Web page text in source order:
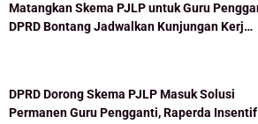
Matangkan Skema PJLP untuk Guru
DPRD Bontang Jadwalkan Kunjungan Kerj…
DPRD Dorong Skema PJLP Masuk Solusi
Permanen Guru Pengganti, Raperda